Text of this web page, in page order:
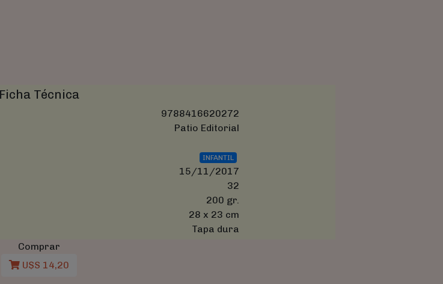
Ficha Técnica
9788416620272
Patio Editorial
INFANTIL
15/11/2017
32
200 gr.
28 x 23 cm
Tapa dura
Comprar
U$S 14,20